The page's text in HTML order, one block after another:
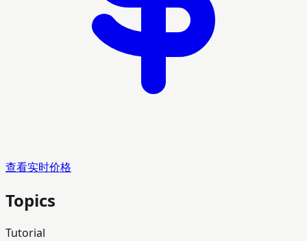
查看实时价格
Topics
Tutorial